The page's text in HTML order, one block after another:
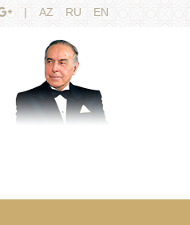
| AZ RU EN